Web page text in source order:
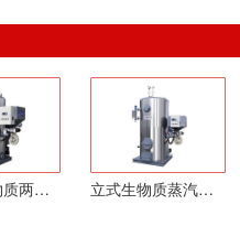
燃油气生物质两用蒸汽发生器 立式生物质蒸汽发生器